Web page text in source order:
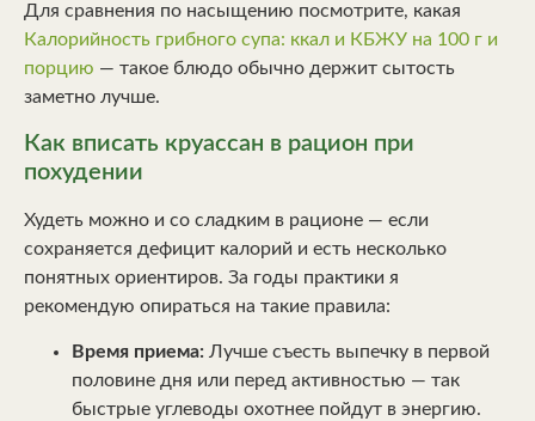
Для сравнения по насыщению посмотрите, какая
Калорийность грибного супа: ккал и КБЖУ на 100 г и
порцию — такое блюдо обычно держит сытость
заметно лучше.
Как вписать круассан в рацион при
похудении
Худеть можно и со сладким в рационе — если
сохраняется дефицит калорий и есть несколько
понятных ориентиров. За годы практики я
рекомендую опираться на такие правила:
Время приема: Лучше съесть выпечку в первой
половине дня или перед активностью — так
быстрые углеводы охотнее пойдут в энергию.